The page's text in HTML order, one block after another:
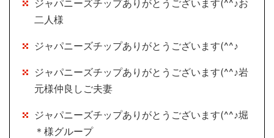
ジャパニーズチップありがとうございます(^^♪お
二人様
ジャパニーズチップありがとうございます(^^♪
ジャパニーズチップありがとうございます(^^♪岩
元様仲良しご夫妻
ジャパニーズチップありがとうございます(^^♪堀
＊様グループ